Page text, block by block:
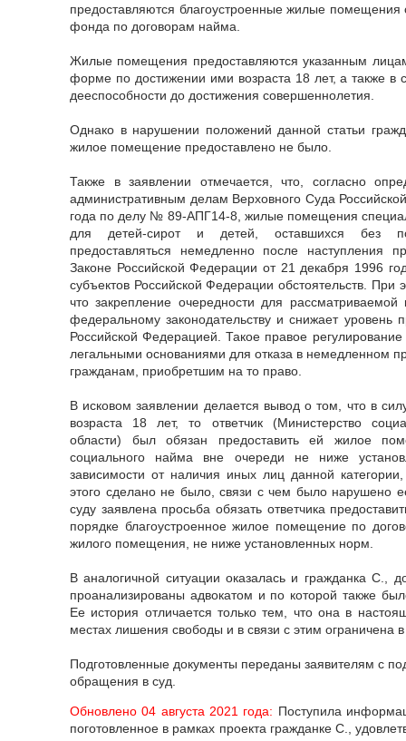
предоставляются благоустроенные жилые помещения
фонда по договорам найма.
Жилые помещения предоставляются указанным
форме по достижении ими возраста 18 лет, а также в
дееспособности до достижения совершеннолетия.
Однако в нарушении положений данной статьи
жилое помещение предоставлено не было.
Также в заявлении отмечается, что, согласно
административным делам Верховного Суда
года по делу № 89-АПГ14-8, жилые помещения
для детей-сирот и детей, оставшихся без
предоставляться немедленно после наступления
Законе Российской Федерации от 21 декабря 1996
субъектов Российской Федерации обстоятельств. При
что закрепление очередности для рассматриваемой
федеральному законодательству и снижает уровень
Российской Федерацией. Такое правое
легальными основаниями для отказа в немедленном
гражданам, приобретшим на то право.
В исковом заявлении делается вывод о том, что в
возраста 18 лет, то ответчик (Министерство
области) был обязан предоставить ей жилое
социального найма вне очереди не ниже
зависимости от наличия иных лиц данной
этого сделано не было, связи с чем было нарушено
суду заявлена просьба обязать ответчика
порядке благоустроенное жилое помещение по
жилого помещения, не ниже установленных норм.
В аналогичной ситуации оказалась и гражданка С.,
проанализированы адвокатом и по которой также
Ее история отличается только тем, что она в
местах лишения свободы и в связи с этим ограничена
Подготовленные документы переданы заявителям с
обращения в суд.
Обновлено 04 августа 2021 года: Поступила
поготовленное в рамках проекта гражданке С.,